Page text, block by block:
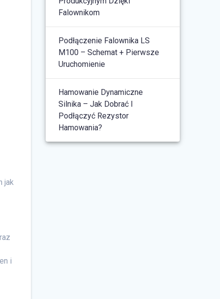
jak
i
Falownikom
Podłączenie Falownika LS
M100 – Schemat + Pierwsze
Uruchomienie
Hamowanie Dynamiczne
Silnika – Jak Dobrać I
Podłączyć Rezystor
Hamowania?